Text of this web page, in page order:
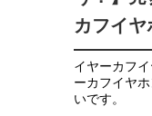
カフイ
イヤーカフ
ーカフイヤ
いです。